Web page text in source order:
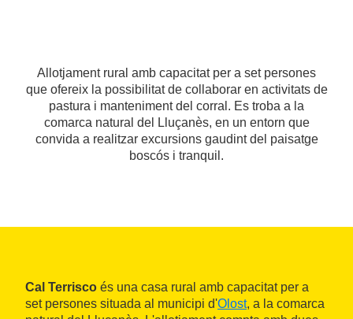
Allotjament rural amb capacitat per a set persones
que ofereix la possibilitat de collaborar en activitats de
pastura i manteniment del corral. Es troba a la
comarca natural del Lluçanès, en un entorn que
convida a realitzar excursions gaudint del paisatge
boscós i tranquil.
Cal Terrisco és una casa rural amb capacitat per a
set persones situada al municipi d'Olost, a la comarca